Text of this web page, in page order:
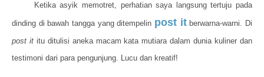
Ketika asyik memotret, perhatian saya langsung tertuju pada
dinding di bawah tangga yang ditempelin post itberwarna-warni. Di
post it itu ditulisi aneka macam kata mutiara dalam dunia kuliner dan
testimoni dari para pengunjung. Lucu dan kreatif!